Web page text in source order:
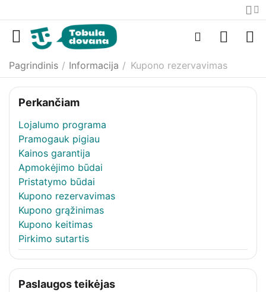
Pagrindinis / Informacija / Kupono rezervavimas
Perkančiam
Lojalumo programa
Pramogauk pigiau
Kainos garantija
Apmokėjimo būdai
Pristatymo būdai
Kupono rezervavimas
Kupono grąžinimas
Kupono keitimas
Pirkimo sutartis
Paslaugos teikėjas